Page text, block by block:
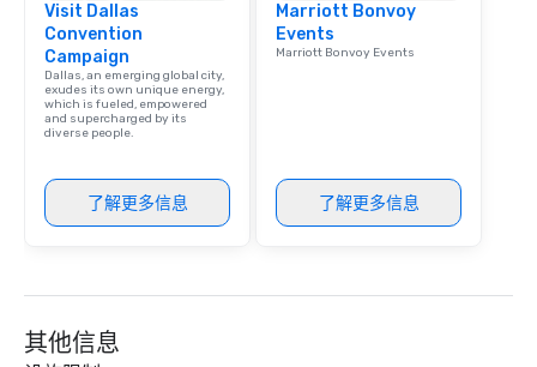
Visit Dallas
Convention
Campaign
Dallas, an emerging global city,
exudes its own unique energy,
which is fueled, empowered
and supercharged by its
diverse people.
了解更多信息
Marriott Bonvoy
Events
Marriott Bonvoy Events
了解更多信息
其他信息